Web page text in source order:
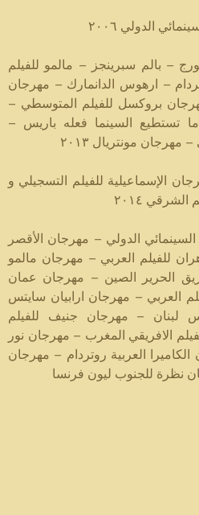
الدولي ٢٠٠٦
– بالم سبرينجز – مالمو للفيلم
– ارهوس الدانمارك – مهرجان
بروكسل للفيلم المتوسطي –
تستطيع السينما فعله باريس –
مونتريال ٢٠١٣
الإسماعيلية للفيلم التسجيلي و
٢٠١٤
الدولي – مهرجان الأقصر
للفيلم العربي – مهرجان مالمو
الحرير الصين – مهرجان عمان
العربي – مهرجان ارابيان سايتس
– مهرجان جنيف للفيلم
الافريقي المغرب – مهرجان نور
العربية روتردام – مهرجان
نظرة للجنوب ليون فرنسا